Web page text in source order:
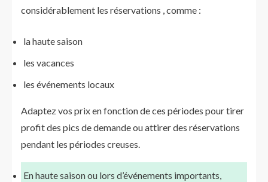
considérablement les réservations , comme :
la haute saison
les vacances
les événements locaux
Adaptez vos prix en fonction de ces périodes pour tirer
profit des pics de demande ou attirer des réservations
pendant les périodes creuses.
En haute saison ou lors d’événements importants,